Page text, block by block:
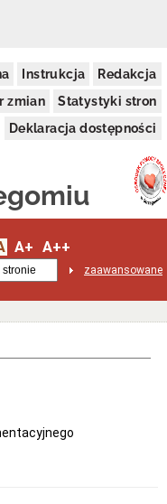
Instrukcja
Redakcja
zmian
Statystyki stron
Deklaracja dostępności
A+ A++
zaawansowane